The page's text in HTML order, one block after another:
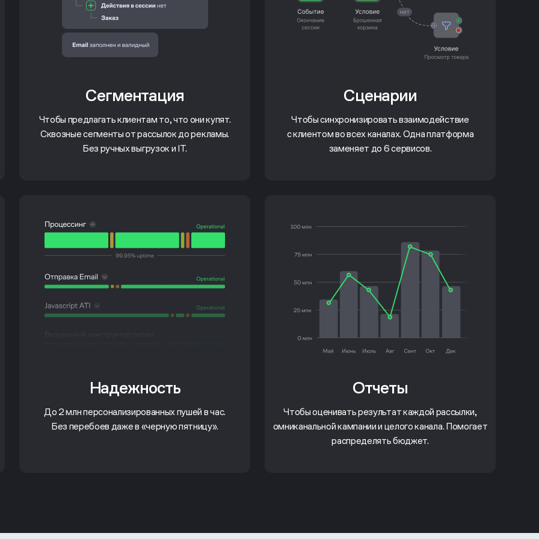
Сегментация
Чтобы предлагать клиентам то, что они купят.
Сквозные сегменты от рассылок до рекламы.
Без ручных выгрузок и IT.
Сценарии
Чтобы синхронизировать взаимодействие
с клиентом во всех каналах. Одна платформа
заменяет до 6 сервисов.
Надежность
До 2 млн персонализированных пушей в час.
Без перебоев даже в «черную пятницу».
Отчеты
Чтобы оценивать результат каждой рассылки,
омниканальной кампании и целого канала. Помогает
распределять бюджет.